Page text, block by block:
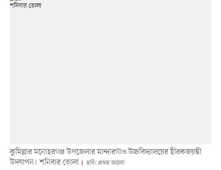
কুমিল্লার মনোহরগঞ্জ উপজেলার মান্দারগাঁও উচ্চবিদ্যালয়ের হীরকজয়ন্তী
উদযাপন। শনিবার তোলা
ছবি: প্রথম আলো